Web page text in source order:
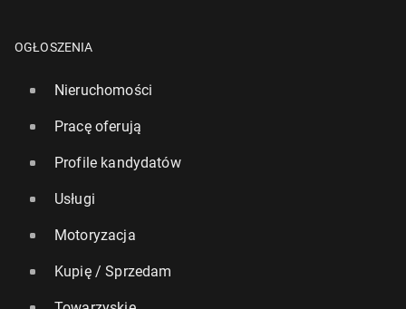
OGŁOSZENIA
Nieruchomości
Pracę oferują
Profile kandydatów
Usługi
Motoryzacja
Kupię / Sprzedam